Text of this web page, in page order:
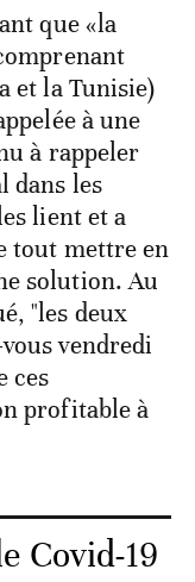
que «la
et la Tunisie)
à une
à rappeler
dans les
lient et a
tout mettre en
solution. Au
"les deux
vendredi
ces
profitable à
Covid-19